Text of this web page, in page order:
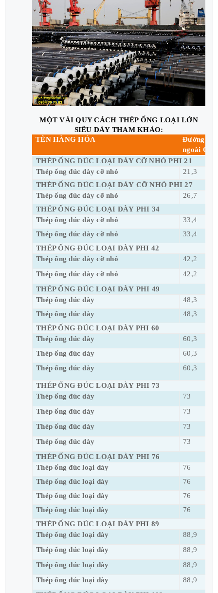
MỘT VÀI QUY CÁCH THÉP ỐNG LOẠI LỚN
SIÊU DÀY THAM KHẢO:
TÊN HÀNG HÓA
Đường
ngoài
THÉP ỐNG ĐÚC LOẠI DÀY CỠ NHỎ PHI 21
Thép ống đúc dày cỡ nhỏ
21,3
THÉP ỐNG ĐÚC LOẠI DÀY CỠ NHỎ PHI 27
Thép ống đúc dày cỡ nhỏ
26,7
THÉP ỐNG ĐÚC LOẠI DÀY PHI 34
Thép ống đúc dày cỡ nhỏ
33,4
Thép ống đúc dày cỡ nhỏ
33,4
THÉP ỐNG ĐÚC LOẠI DÀY PHI 42
Thép ống đúc dày cỡ nhỏ
42,2
Thép ống đúc dày cỡ nhỏ
42,2
THÉP ỐNG ĐÚC LOẠI DÀY PHI 49
Thép ống đúc dày
48,3
Thép ống đúc dày
48,3
THÉP ỐNG ĐÚC LOẠI DÀY PHI 60
Thép ống đúc dày
60,3
Thép ống đúc dày
60,3
Thép ống đúc dày
60,3
THÉP ỐNG ĐÚC LOẠI DÀY PHI 73
Thép ống đúc dày
73
Thép ống đúc dày
73
Thép ống đúc dày
73
Thép ống đúc dày
73
THÉP ỐNG ĐÚC LOẠI DÀY PHI 76
Thép ống đúc loại dày
76
Thép ống đúc loại dày
76
Thép ống đúc loại dày
76
Thép ống đúc loại dày
76
THÉP ỐNG ĐÚC LOẠI DÀY PHI 89
Thép ống đúc loại dày
88,9
Thép ống đúc loại dày
88,9
Thép ống đúc loại dày
88,9
Thép ống đúc loại dày
88,9